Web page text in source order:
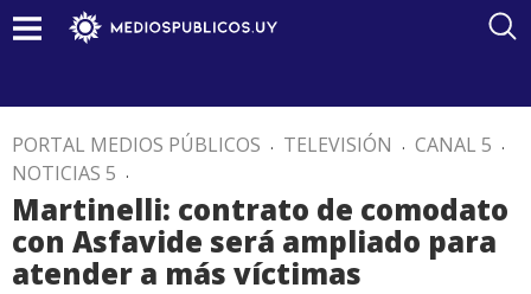
PORTAL MEDIOS PÚBLICOS . TELEVISIÓN . CANAL 5 .
NOTICIAS 5 .
Martinelli: contrato de comodato
con Asfavide será ampliado para
atender a más víctimas